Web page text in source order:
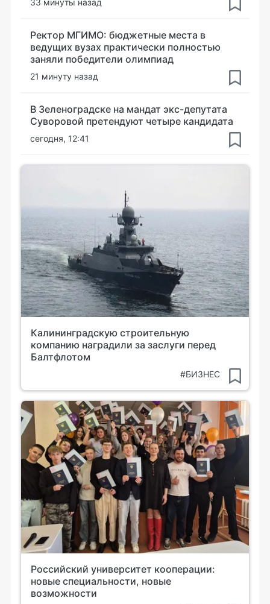
33 минуты назад
Ректор МГИМО: бюджетные места в
ведущих вузах практически полностью
заняли победители олимпиад
21 минуту назад
В Зеленоградске на мандат экс-депутата
Суворовой претендуют четыре кандидата
сегодня, 12:41
Калининградскую строительную
компанию наградили за заслуги перед
Балтфлотом
#БИЗНЕС
Российский университет кооперации:
новые специальности, новые
возможности